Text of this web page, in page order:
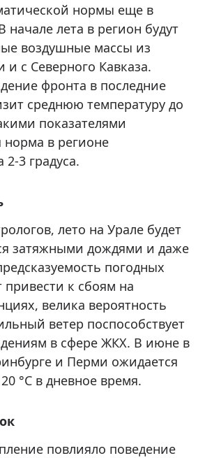
нормы еще в
начале лета в регион будут
воздушные массы из
и с Северного Кавказа.
фронта в последние
среднюю температуру до
показателями
норма в регионе
2-3 градуса.
лето на Урале будет
затяжными дождями и даже
погодных
к сбоям на
велика вероятность
ветер поспособствует
в сфере ЖКХ. В июне в
и Перми ожидается
°C в дневное время.
повлияло поведение